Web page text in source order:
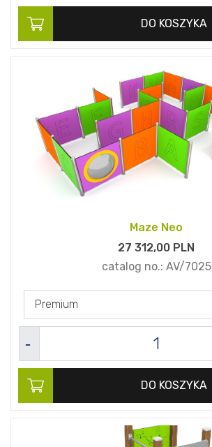
DO KOSZYKA
Maze Neo
27 312,00 PLN
catalog no.: AV/7025
Premium
DO KOSZYKA